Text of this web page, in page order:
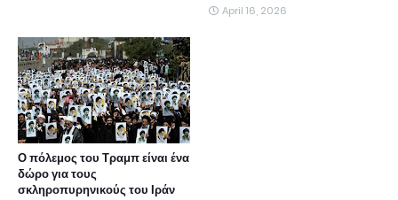
April 16, 2026
Ο πόλεμος του Τραμπ είναι ένα
δώρο για τους
σκληροπυρηνικούς του Ιράν